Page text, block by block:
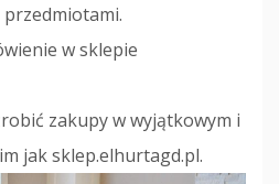
w sklepie
zakupy w wyjątkowym i
jak sklep.elhurtagd.pl.